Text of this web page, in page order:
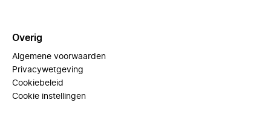
Overig
Algemene voorwaarden
Privacywetgeving
Cookiebeleid
Cookie instellingen